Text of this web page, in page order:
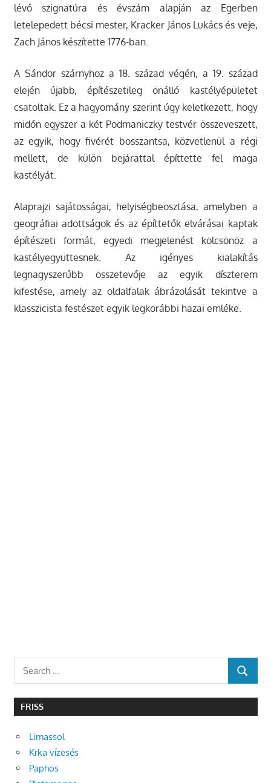
lévő szignatúra és évszám alapján az Egerben
letelepedett bécsi mester, Kracker János Lukács és veje,
Zach János készítette 1776-ban.
A Sándor szárnyhoz a 18. század végén, a 19. század
elején újabb, építészetileg önálló kastélyépületet
csatoltak. Ez a hagyomány szerint úgy keletkezett, hogy
midőn egyszer a két Podmaniczky testvér összeveszett,
az egyik, hogy fivérét bosszantsa, közvetlenül a régi
mellett, de külön bejárattal építtette fel maga
kastélyát.
Alaprajzi sajátosságai, helyiségbeosztása, amelyben a
geográfiai adottságok és az építtetők elvárásai kaptak
építészeti formát, egyedi megjelenést kölcsönöz a
kastélyegyüttesnek. Az igényes kialakítás
legnagyszerűbb összetevője az egyik díszterem
kifestése, amely az oldalfalak ábrázolását tekintve a
klasszicista festészet egyik legkorábbi hazai emléke.
Search
for:
SEARCH
FRISS
Limassol
Krka vízesés
Paphos